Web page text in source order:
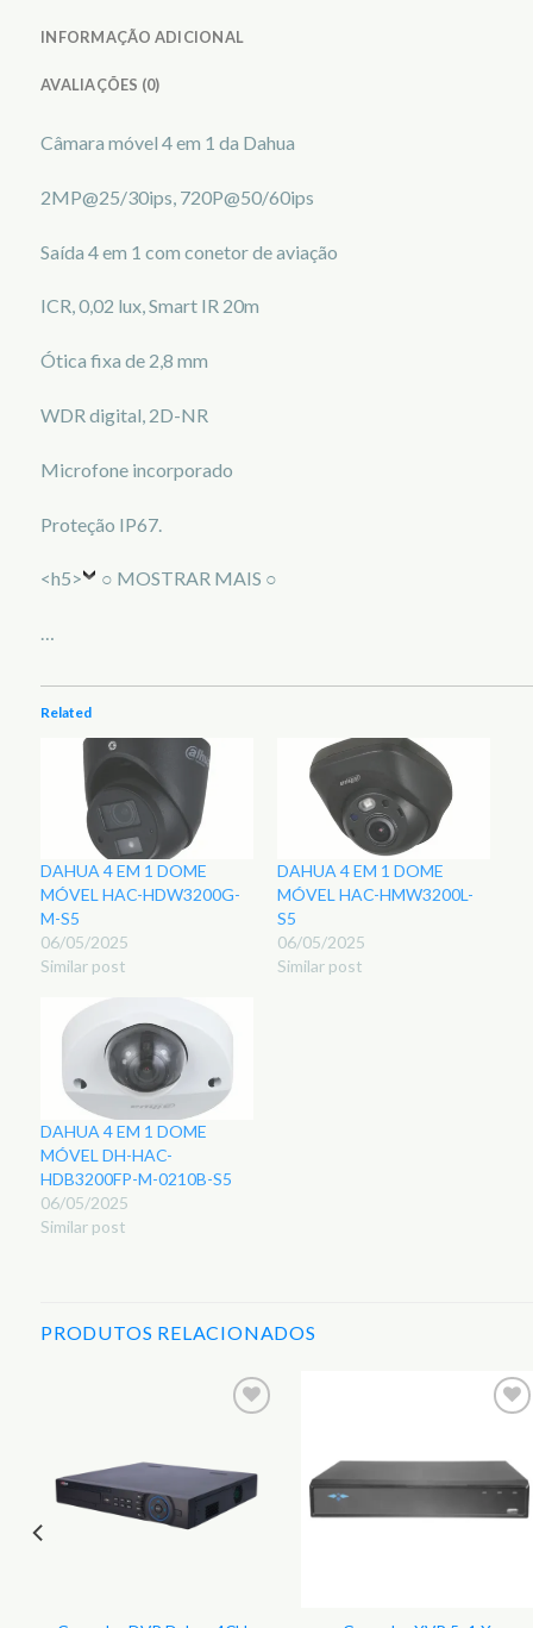
INFORMAÇÃO ADICIONAL
AVALIAÇÕES (0)
Câmara móvel 4 em 1 da Dahua
2MP@25/30ips, 720P@50/60ips
Saída 4 em 1 com conetor de aviação
ICR, 0,02 lux, Smart IR 20m
Ótica fixa de 2,8 mm
WDR digital, 2D-NR
Microfone incorporado
Proteção IP67.
<h5> ○ MOSTRAR MAIS ○
…
Related
DAHUA 4 EM 1 DOME
MÓVEL HAC-HDW3200G-
M-S5
06/05/2025
Similar post
DAHUA 4 EM 1 DOME
MÓVEL HAC-HMW3200L-
S5
06/05/2025
Similar post
DAHUA 4 EM 1 DOME
MÓVEL DH-HAC-
HDB3200FP-M-0210B-S5
06/05/2025
Similar post
PRODUTOS RELACIONADOS
Favoritos